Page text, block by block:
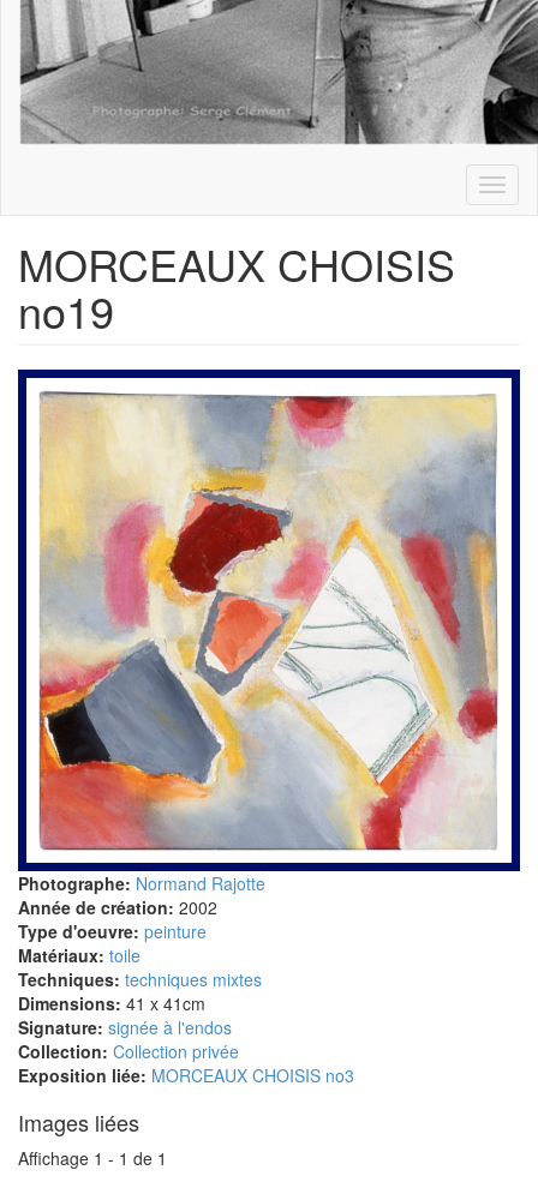
MORCEAUX CHOISIS
no19
Photographe: Normand Rajotte
Année de création: 2002
Type d'oeuvre: peinture
Matériaux: toile
Techniques: techniques mixtes
Dimensions: 41 x 41cm
Signature: signée à l'endos
Collection: Collection privée
Exposition liée: MORCEAUX CHOISIS no3
Images liées
Affichage 1 - 1 de 1